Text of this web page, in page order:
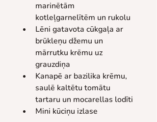
marinētām
kotleļgarnelītēm un rukolu
Lēni gatavota cūkgaļa ar
brūkleņu džemu un
mārrutku krēmu uz
grauzdiņa
Kanapē ar bazilika krēmu,
saulē kaltētu tomātu
tartaru un mocarellas lodīti
Mini kūciņu izlase